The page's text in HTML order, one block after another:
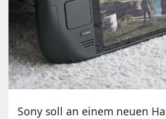
Sony soll an einem neuen